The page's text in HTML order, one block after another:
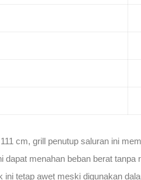
cm, grill penutup saluran ini
menahan beban berat
ini tetap awet meski digunakan